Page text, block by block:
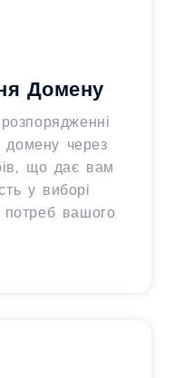
Домену
через
що дає вам
у виборі
потреб вашого